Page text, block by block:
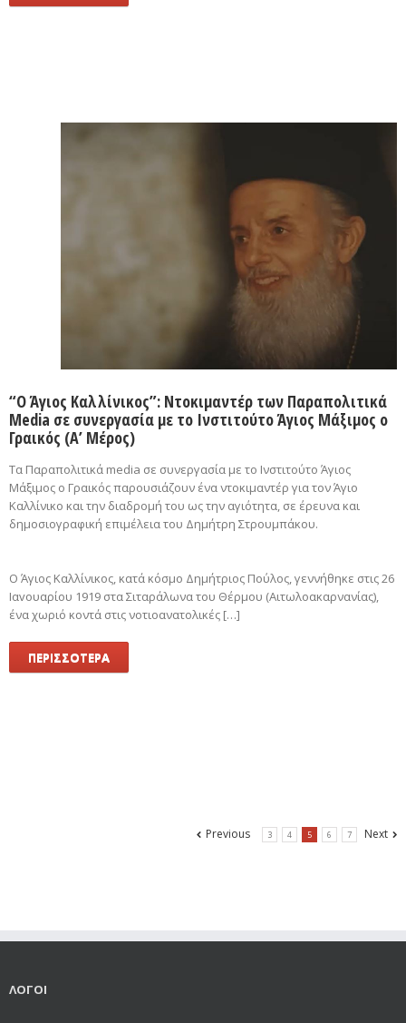
“Ο Άγιος Καλλίνικος”: Ντοκιμαντέρ των Παραπολιτικά
Media σε συνεργασία με το Ινστιτούτο Άγιος Μάξιμος ο
Γραικός (Α’ Μέρος)
Τα Παραπολιτικά media σε συνεργασία με το Ινστιτούτο Άγιος
Μάξιμος ο Γραικός παρουσιάζουν ένα ντοκιμαντέρ για τον Άγιο
Καλλίνικο και την διαδρομή του ως την αγιότητα, σε έρευνα και
δημοσιογραφική επιμέλεια του Δημήτρη Στρουμπάκου.
Ο Άγιος Καλλίνικος, κατά κόσμο Δημήτριος Πούλος, γεννήθηκε στις 26
Ιαvoυαρίου 1919 στα Σιταράλωνα του Θέρμου (Αιτωλοακαρνανίας),
ένα χωριό κοντά στις νοτιοανατολικές […]
ΠΕΡΙΣΣΟΤΕΡΑ
Previous 3 4 5 6 7 Next
ΛΟΓΟΙ